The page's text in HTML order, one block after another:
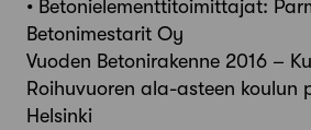
• Betonielementtitoimittajat:
Betonimestarit Oy
Vuoden Betonirakenne 2016 –
Roihuvuoren ala-asteen koulun
Helsinki